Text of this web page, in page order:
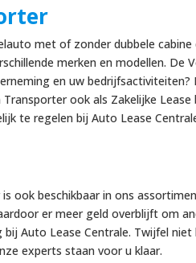
met of zonder dubbele
merken en modellen.
en uw
ook als Zakelijke
te regelen bij Auto Lease
ook beschikbaar in ons
er meer geld overblijft om
bij Auto Lease Centrale. Twijfel
experts staan voor u klaar.